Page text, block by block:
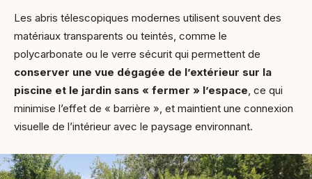
Les abris télescopiques modernes utilisent souvent des
matériaux transparents ou teintés, comme le
polycarbonate ou le verre sécurit qui permettent de
conserver une vue dégagée de l’extérieur sur la
piscine et le jardin sans « fermer » l’espace, ce qui
minimise l’effet de « barrière », et maintient une connexion
visuelle de l’intérieur avec le paysage environnant.